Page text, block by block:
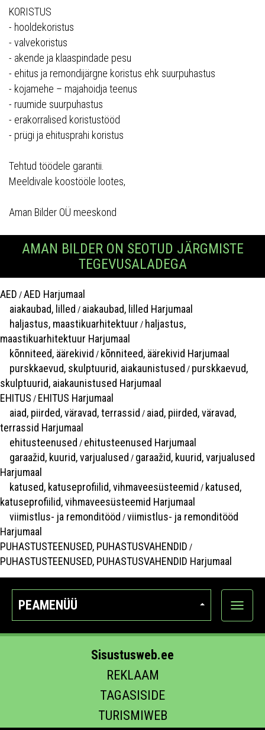
KORISTUS
- hooldekoristus
- valvekoristus
- akende ja klaaspindade pesu
- ehitus ja remondijärgne koristus ehk suurpuhastus
- kojamehe – majahoidja teenus
- ruumide suurpuhastus
- erakorralised koristustööd
- prügi ja ehitusprahi koristus
Tehtud töödele garantii.
Meeldivale koostööle lootes,
Aman Bilder OÜ meeskond
AMAN BILDER ON SEOTUD JÄRGMISTE
TEGEVUSALADEGA
AED /AED Harjumaal
aiakaubad, lilled / aiakaubad, lilled Harjumaal
haljastus, maastikuarhitektuur / haljastus,
maastikuarhitektuur Harjumaal
kõnniteed, äärekivid / kõnniteed, äärekivid Harjumaal
purskkaevud, skulptuurid, aiakaunistused / purskkaevud,
skulptuurid, aiakaunistused Harjumaal
EHITUS / EHITUS Harjumaal
aiad, piirded, väravad, terrassid / aiad, piirded, väravad,
terrassid Harjumaal
ehitusteenused / ehitusteenused Harjumaal
garaažid, kuurid, varjualused / garaažid, kuurid, varjualused
Harjumaal
katused, katuseprofiilid, vihmaveesüsteemid / katused,
katuseprofiilid, vihmaveesüsteemid Harjumaal
viimistlus- ja remonditööd /viimistlus- ja remonditööd
Harjumaal
PUHASTUSTEENUSED, PUHASTUSVAHENDID /
PUHASTUSTEENUSED, PUHASTUSVAHENDID Harjumaal
PEAMENÜÜ
Ava
Sisustusweb.ee
REKLAAM
TAGASISIDE
TURISMIWEB